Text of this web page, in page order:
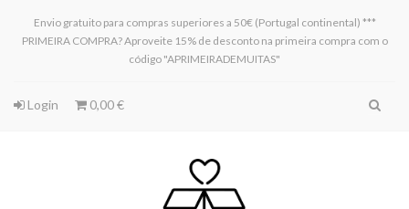
Envio gratuito para compras superiores a 50€ (Portugal continental) ***
PRIMEIRA COMPRA? Aproveite 15% de desconto na primeira compra com o
código "APRIMEIRADEMUITAS"
Login 0,00 €